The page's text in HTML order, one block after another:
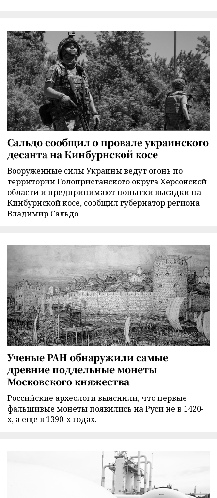
Сальдо сообщил о провале украинского
десанта на Кинбурнской косе
Вооруженные силы Украины ведут огонь по
территории Голопристанского округа Херсонской
области и предпринимают попытки высадки на
Кинбурнской косе, сообщил губернатор региона
Владимир Сальдо.
Ученые РАН обнаружили самые
древние поддельные монеты
Московского княжества
Российские археологи выяснили, что первые
фальшивые монеты появились на Руси не в 1420-
х, а еще в 1390-х годах.